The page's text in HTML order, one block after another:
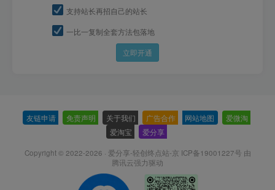
支持站长再招自己的站长
一比一复制全套方法包落地
立即开通
友链申请 免责声明 关于我们 广告合作 网站地图 爱微淘
爱淘宝
爱分享
Copyright © 2022-2026 · 爱分享-轻创终点站-京 ICP备19001227号 由
腾讯云强力驱动